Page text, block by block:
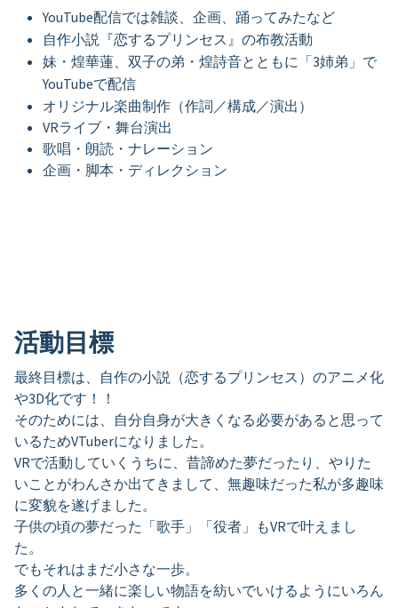
YouTube配信では雑談、企画、踊ってみたなど
自作小説『恋するプリンセス』の布教活動
妹・煌華蓮、双子の弟・煌詩音とともに「3姉弟」で
YouTubeで配信
オリジナル楽曲制作（作詞／構成／演出）
VRライブ・舞台演出
歌唱・朗読・ナレーション
企画・脚本・ディレクション
活動目標
最終目標は、自作の小説（恋するプリンセス）のアニメ化
や3D化です！！
そのためには、自分自身が大きくなる必要があると思って
いるためVTuberになりました。
VRで活動していくうちに、昔諦めた夢だったり、やりた
いことがわんさか出てきまして、無趣味だった私が多趣味
に変貌を遂げました。
子供の頃の夢だった「歌手」「役者」もVRで叶えまし
た。
でもそれはまだ小さな一歩。
多くの人と一緒に楽しい物語を紡いでいけるようにいろん